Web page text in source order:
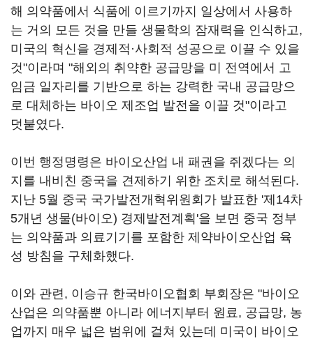
해 의약품에서 식품에 이르기까지 일상에서 사용하
는 거의 모든 것을 만들 생물학의 잠재력을 인식하고,
미국의 혁신을 경제적·사회적 성공으로 이끌 수 있을
것"이라며 "해외의 취약한 공급망을 미 전역에서 고
임금 일자리를 기반으로 하는 강력한 국내 공급망으
로 대체하는 바이오 제조업 발전을 이끌 것"이라고
덧붙였다.
이번 행정명령은 바이오산업 내 패권을 쥐겠다는 의
지를 내비친 중국을 견제하기 위한 조치로 해석된다.
지난 5월 중국 국가발전개혁위원회가 발표한 '제14차
5개년 생물(바이오) 경제발전계획'을 보면 중국 정부
는 의약품과 의료기기를 포함한 제약바이오산업 육
성 방침을 구체화했다.
이와 관련, 이승규 한국바이오협회 부회장은 "바이오
산업은 의약품뿐 아니라 에너지부터 원료, 공급망, 농
업까지 매우 넓은 범위에 걸쳐 있는데 미국이 바이오